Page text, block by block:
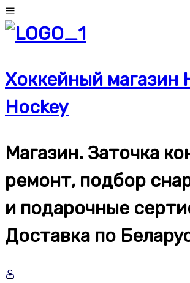
Перейти
к
содержимому
Хоккейный магазин
Hockey
Магазин. Заточка
ремонт, подбор
и подарочные
Доставка по